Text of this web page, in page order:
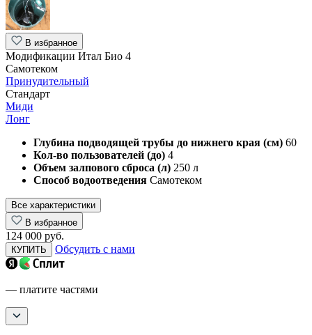
В избранное
Модификации Итал Био 4
Самотеком
Принудительный
Стандарт
Миди
Лонг
Глубина подводящей трубы до нижнего края (см) 60
Кол-во пользователей (до) 4
Объем залпового сброса (л) 250 л
Способ водоотведения Самотеком
Все характеристики
В избранное
124 000 руб.
КУПИТЬ Обсудить с нами
— платите частями